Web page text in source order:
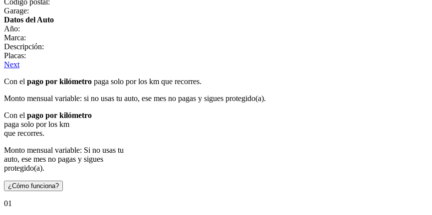
Garage:
Datos del Auto
Año:
Marca:
Descripción:
Placas:
Next
Con el pago por kilómetro paga solo por los km que recorres.
Monto mensual variable: si no usas tu auto, ese mes no pagas y sigues protegido(a).
Con el pago por kilómetro
paga solo por los km
que recorres.
Monto mensual variable: Si no usas tu
auto, ese mes no pagas y sigues
protegido(a).
¿Cómo funciona?
01